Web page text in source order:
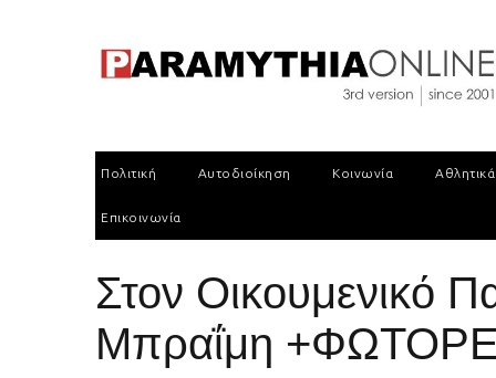
Πολιτική Αυτοδιοίκηση Κοινωνία Αθλητικά
Επικοινωνία
Στον Οικουμενικό
Μπραΐμη